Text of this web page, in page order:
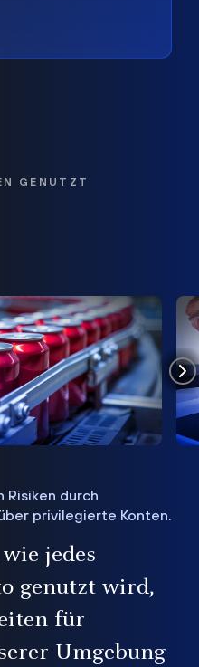
GENUTZT
Risiken durch
privilegierte Konten.
jedes
genutzt wird,
für
Umgebung